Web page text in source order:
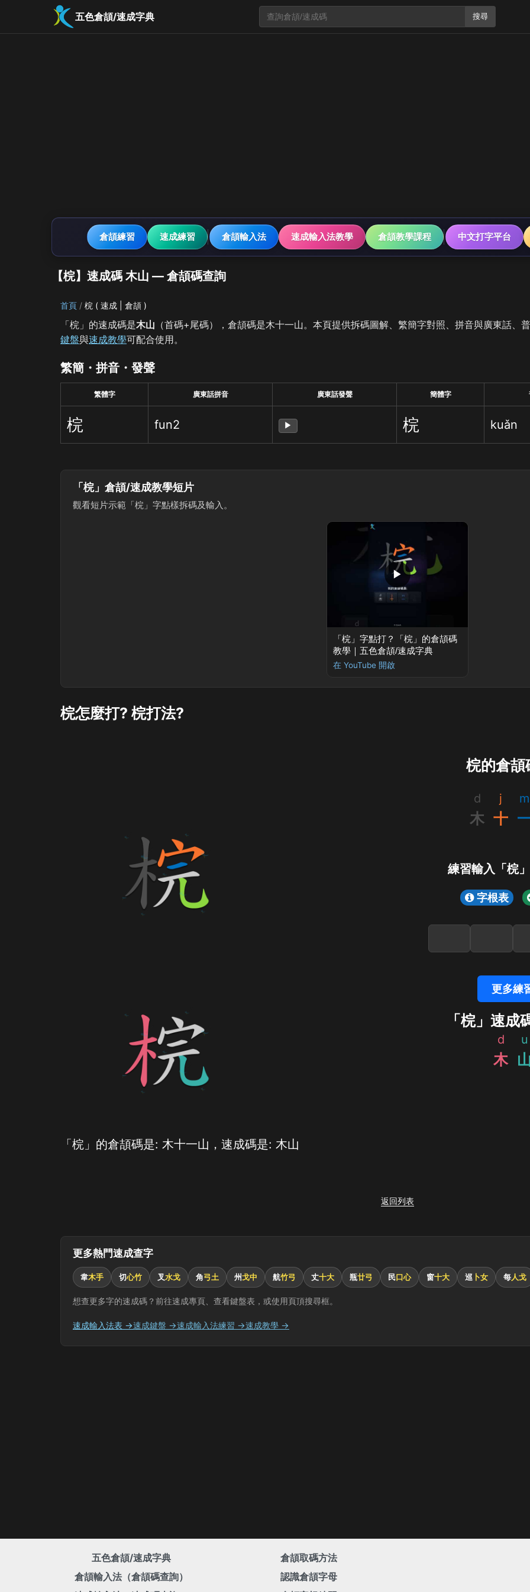
五色倉頡/速成字典 搜尋
倉頡練習 速成練習 倉頡輸入法 速成輸入法教學 倉頡教學課程 中文打字平台
【梡】速成碼 木山 — 倉頡碼查詢
首頁 梡 ( 速成 | 倉頡 )
「梡」的速成碼是木山 （首碼+尾碼），倉頡碼是木十一山。本頁提供拆碼圖解、繁簡字對照、拼音與廣東話、
鍵盤與速成教學可配合使用。
繁簡・拼音・發聲
繁體字 廣東話拼音 廣東話發聲 簡體字
梡 fun2 ▶ 梡 kuǎn
「梡」倉頡/速成教學短片
觀看短片示範「梡」字點樣拆碼及輸入。
▶
「梡」字點打？「梡」的倉頡碼
教學｜五色倉頡/速成字典
在 YouTube 開啟
梡怎麼打? 梡打法?
梡的倉頡
d
木
j
十
m
練習輸入「梡
字根表
更多練
「梡」速成
d
木
u
「梡」的倉頡碼是: 木十一山，速成碼是: 木山
返回列表
更多熱門速成查字
韋木手 切心竹 叉水戈 角弓土 州戈中 航竹弓 丈十大 瓶廿弓 民口心 窗十大 巡 卜女 每人戈
想查更多字的速成碼？前往速成專頁、查看鍵盤表，或使用頁頂搜尋框。
速成輸入法表 →速成鍵盤 →速成輸入法練習 →速成教學 →
五色倉頡/速成字典
倉頡輸入法（倉頡碼查詢）
倉頡取碼方法
認識倉頡字母